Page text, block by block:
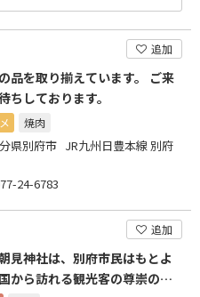
追加
品を取り揃えています。 ご来
ちしております。
焼肉
県別府市 JR九州日豊本線 別府
24-6783
追加
見神社は、別府市民はもとよ
から訪れる観光客の尊崇の的